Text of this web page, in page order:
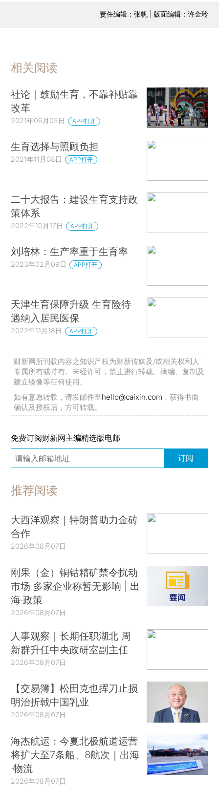
责任编辑：张帆 | 版面编辑：许金玲
相关阅读
社论｜鼓励生育，不靠补贴靠
改革
2021年06月05日 APP打开
生育选择与照顾负担
2021年11月08日 APP打开
二十大报告：建设生育支持政
策体系
2022年10月17日 APP打开
刘培林：生产率重于生育率
2023年02月09日 APP打开
天津生育保障升级 生育险待
遇纳入居民医保
2022年11月18日 APP打开
财新网所刊载内容之知识产权为财新传媒及/或相关权利人
专属所有或持有。未经许可，禁止进行转载、摘编、复制及
建立镜像等任何使用。
如有意愿转载，请发邮件至hello@caixin.com ，获得书面
确认及授权后，方可转载。
免费订阅财新网主编精选版电邮
订阅
推荐阅读
大西洋观察｜特朗普助力金砖
合作
2026年08月07日
刚果（金）铜钴精矿禁令扰动
市场 多家企业称暂无影响 | 出
海·政策
2026年08月07日
人事观察｜长期任职湖北 周
新群升任中央政研室副主任
2026年08月07日
【交易簿】松田克也挥刀止损
明治折戟中国乳业
2026年08月07日
海杰航运：今夏北极航道运营
将扩大至7条船、8航次｜出海
·物流
2026年08月07日